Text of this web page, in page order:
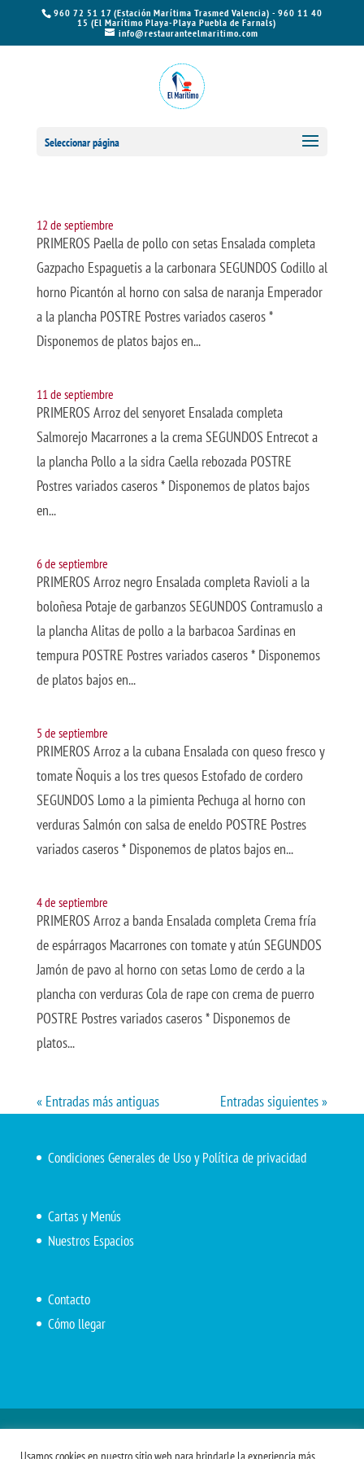
960 72 51 17 (Estación Marítima Trasmed Valencia) - 960 11 40
15 (El Marítimo Playa-Playa Puebla de Farnals)
info@restauranteelmaritimo.com
Seleccionar página
12 de septiembre
PRIMEROS Paella de pollo con setas Ensalada completa
Gazpacho Espaguetis a la carbonara SEGUNDOS Codillo al
horno Picantón al horno con salsa de naranja Emperador
a la plancha POSTRE Postres variados caseros *
Disponemos de platos bajos en...
11 de septiembre
PRIMEROS Arroz del senyoret Ensalada completa
Salmorejo Macarrones a la crema SEGUNDOS Entrecot a
la plancha Pollo a la sidra Caella rebozada POSTRE
Postres variados caseros * Disponemos de platos bajos
en...
6 de septiembre
PRIMEROS Arroz negro Ensalada completa Ravioli a la
boloñesa Potaje de garbanzos SEGUNDOS Contramuslo a
la plancha Alitas de pollo a la barbacoa Sardinas en
tempura POSTRE Postres variados caseros * Disponemos
de platos bajos en...
5 de septiembre
PRIMEROS Arroz a la cubana Ensalada con queso fresco y
tomate Ñoquis a los tres quesos Estofado de cordero
SEGUNDOS Lomo a la pimienta Pechuga al horno con
verduras Salmón con salsa de eneldo POSTRE Postres
variados caseros * Disponemos de platos bajos en...
4 de septiembre
PRIMEROS Arroz a banda Ensalada completa Crema fría
de espárragos Macarrones con tomate y atún SEGUNDOS
Jamón de pavo al horno con setas Lomo de cerdo a la
plancha con verduras Cola de rape con crema de puerro
POSTRE Postres variados caseros * Disponemos de
platos...
« Entradas más antiguas Entradas siguientes »
Condiciones Generales de Uso y Política de privacidad
Cartas y Menús
Nuestros Espacios
Contacto
Cómo llegar